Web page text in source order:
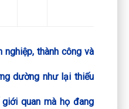
thành công và
dường như lại thiếu
quan mà họ đang